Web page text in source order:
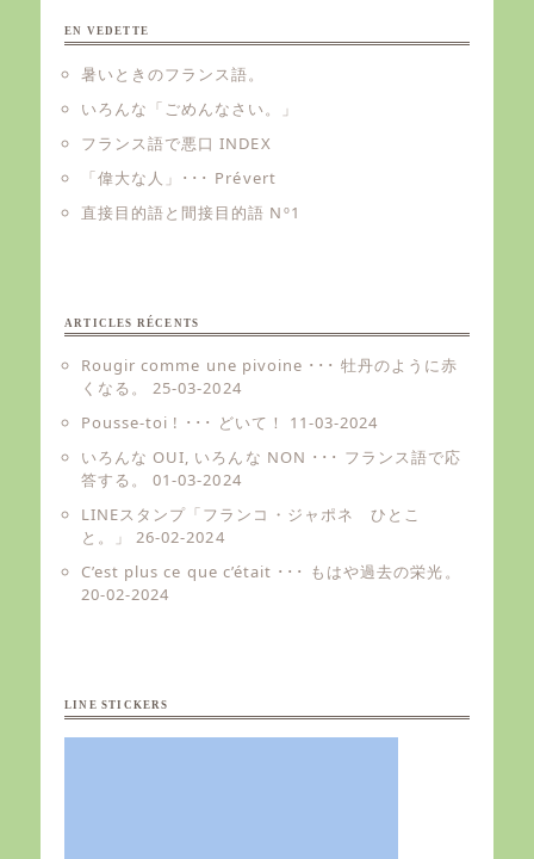
EN VEDETTE
暑いときのフランス語。
いろんな「ごめんなさい。」
フランス語で悪口 INDEX
「偉大な人」･･･ Prévert
直接目的語と間接目的語 Nº1
ARTICLES RÉCENTS
Rougir comme une pivoine ･･･ 牡丹のように赤
くなる。
25-03-2024
Pousse-toi ! ･･･ どいて！
11-03-2024
いろんな OUI, いろんな NON ･･･ フランス語で応
答する。
01-03-2024
LINEスタンプ「フランコ・ジャポネ ひとこ
と。」
26-02-2024
C’est plus ce que c’était ･･･ もはや過去の栄光。
20-02-2024
LINE STICKERS